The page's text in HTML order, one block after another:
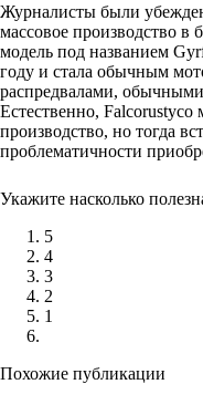
Журналисты были
массовое производство
модель под названием
году и стала обычным
распредвалами,
Естественно,
производство, но тогда
проблематичности
Укажите насколько
5
4
3
2
1
Похожие публикации